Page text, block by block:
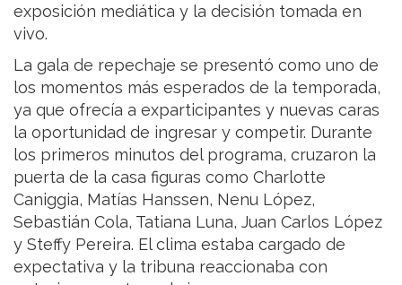
exposición mediática y la decisión tomada en
vivo.
La gala de repechaje se presentó como uno de
los momentos más esperados de la temporada,
ya que ofrecía a exparticipantes y nuevas caras
la oportunidad de ingresar y competir. Durante
los primeros minutos del programa, cruzaron la
puerta de la casa figuras como Charlotte
Caniggia, Matías Hanssen, Nenu López,
Sebastián Cola, Tatiana Luna, Juan Carlos López
y Steffy Pereira. El clima estaba cargado de
expectativa y la tribuna reaccionaba con